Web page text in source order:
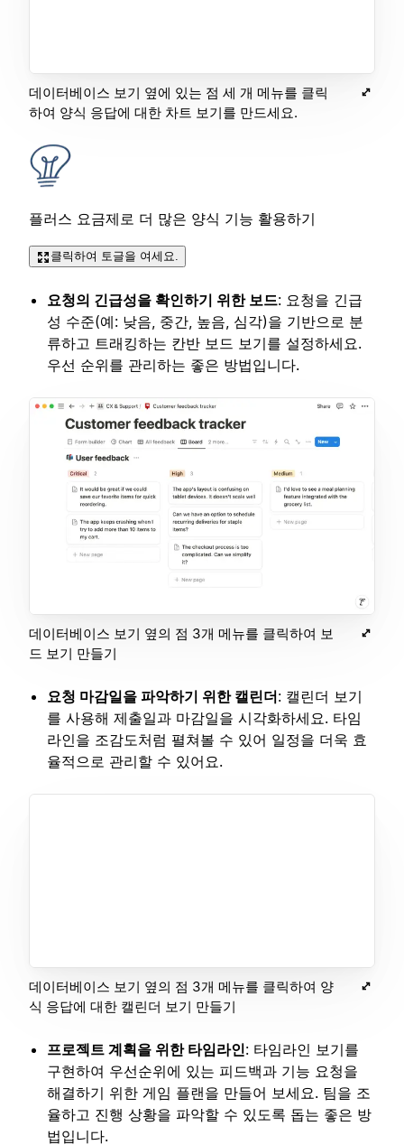
데이터베이스 보기 옆에 있는 점 세 개 메뉴를 클릭
하여 양식 응답에 대한 차트 보기를 만드세요.
플러스 요금제로 더 많은 양식 기능 활용하기
클릭하여 토글을 여세요.
요청의 긴급성을 확인하기 위한 보드: 요청을 긴급
성 수준(예: 낮음, 중간, 높음, 심각)을 기반으로 분
류하고 트래킹하는 칸반 보드 보기를 설정하세요.
우선 순위를 관리하는 좋은 방법입니다.
데이터베이스 보기 옆의 점 3개 메뉴를 클릭하여 보
드 보기 만들기
요청 마감일을 파악하기 위한 캘린더: 캘린더 보기
를 사용해 제출일과 마감일을 시각화하세요. 타임
라인을 조감도처럼 펼쳐볼 수 있어 일정을 더욱 효
율적으로 관리할 수 있어요.
데이터베이스 보기 옆의 점 3개 메뉴를 클릭하여 양
식 응답에 대한 캘린더 보기 만들기
프로젝트 계획을 위한 타임라인: 타임라인 보기를
구현하여 우선순위에 있는 피드백과 기능 요청을
해결하기 위한 게임 플랜을 만들어 보세요. 팀을 조
율하고 진행 상황을 파악할 수 있도록 돕는 좋은 방
법입니다.